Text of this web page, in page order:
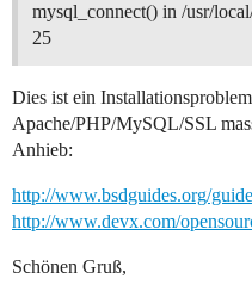
mysql_connect() in /usr/
25
Dies ist ein
Apache/PHP/MySQL/SSL
Anhieb:
http://www.bsdguides.org/
http://www.devx.com/
Schönen Gruß,